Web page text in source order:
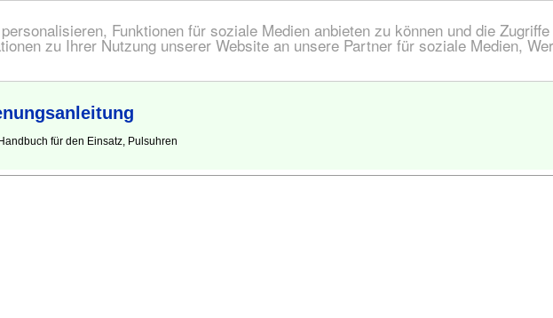
Funktionen für soziale Medien anbieten zu können und die
zu Ihrer Nutzung unserer Website an unsere Partner für soziale Medien,
für den Einsatz, Pulsuhren